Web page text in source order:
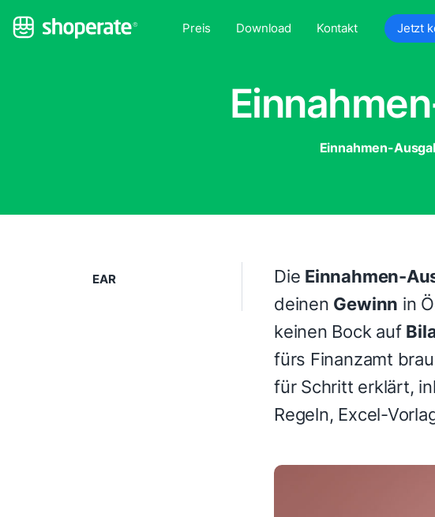
Preis Download Kontakt Jetzt
Einnahmen-
EAR Die Einnahmen-
deinen Gewinn in
keinen Bock auf
fürs Finanzamt
für Schritt erklärt,
Regeln, Excel-